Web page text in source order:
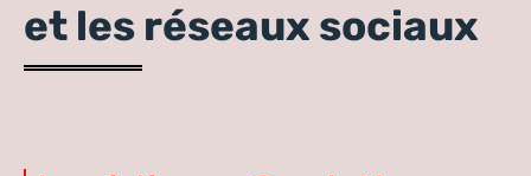
et les réseaux sociaux